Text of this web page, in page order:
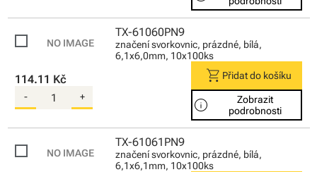
TX-61060PN9
značení svorkovnic, prázdné, bílá,
6,1x6,0mm, 10x100ks
114.11 Kč
- +
shopping_cart Přidat do košíku
info
Zobrazit
podrobnosti
TX-61061PN9
značení svorkovnic, prázdné, bílá,
6,1x6,1mm, 10x100ks